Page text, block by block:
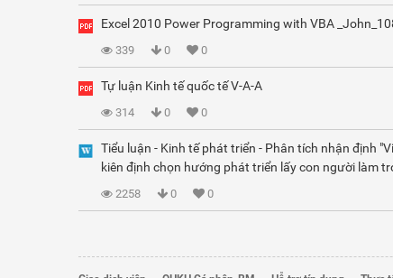
Excel 2010 Power Programming with VBA
339 0 0
Tự luận Kinh tế quốc tế V-A-A
314 0 0
Tiểu luận - Kinh tế phát triển - Phân tích nhận định
kiên định chọn hướng phát triển lấy con người làm
2258 0 0